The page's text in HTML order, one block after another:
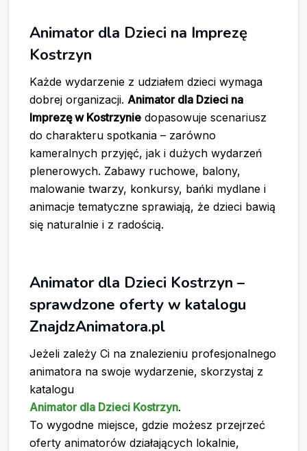
Animator dla Dzieci na Imprezę
Kostrzyn
Każde wydarzenie z udziałem dzieci wymaga
dobrej organizacji. Animator dla Dzieci na
Imprezę w Kostrzynie dopasowuje scenariusz
do charakteru spotkania – zarówno
kameralnych przyjęć, jak i dużych wydarzeń
plenerowych. Zabawy ruchowe, balony,
malowanie twarzy, konkursy, bańki mydlane i
animacje tematyczne sprawiają, że dzieci bawią
się naturalnie i z radością.
Animator dla Dzieci Kostrzyn –
sprawdzone oferty w katalogu
ZnajdzAnimatora.pl
Jeżeli zależy Ci na znalezieniu profesjonalnego
animatora na swoje wydarzenie, skorzystaj z
katalogu
Animator dla Dzieci Kostrzyn.
To wygodne miejsce, gdzie możesz przejrzeć
oferty animatorów działających lokalnie,